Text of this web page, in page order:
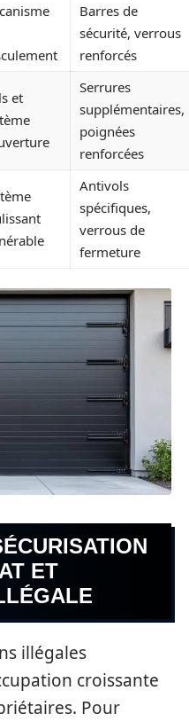
Barres de
sécurité, verrous
renforcés
et
Serrures
supplémentaires,
poignées
renforcées
Antivols
spécifiques,
verrous de
fermeture
ET
illégales
croissante
Pour